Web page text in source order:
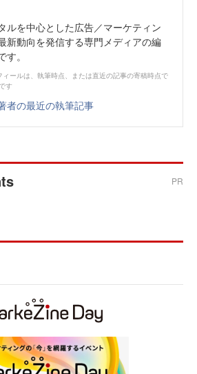
ルを中心とした広告／マーケティン
新動向を発信する専門メディアの編
す。
ィールは、執筆時点、または直近の記事の寄稿時点で
す
者の最近の執筆記事
PR